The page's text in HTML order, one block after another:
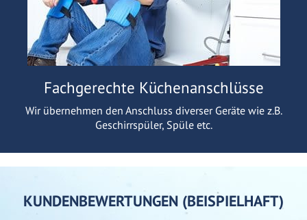
Fachgerechte Küchenanschlüsse
Wir übernehmen den Anschluss diverser Geräte wie z.B.
Geschirrspüler, Spüle etc.
KUNDENBEWERTUNGEN (BEISPIELHAFT)